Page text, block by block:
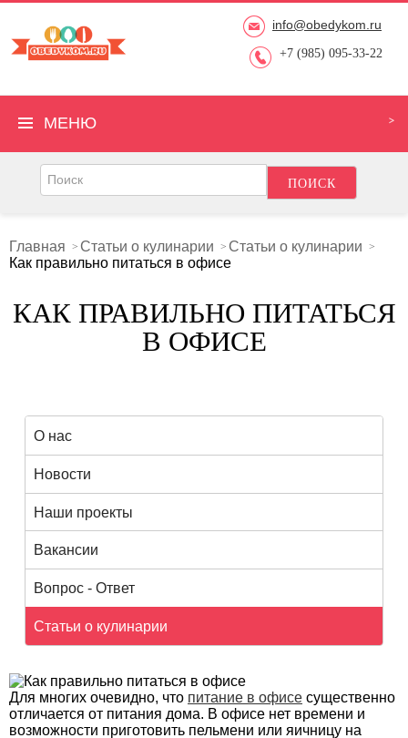
info@obedykom.ru
+7 (985) 095-33-22
МЕНЮ
Главная Статьи о кулинарии
Статьи о кулинарии
Как правильно питаться в офисе
КАК ПРАВИЛЬНО ПИТАТЬСЯ
В ОФИСЕ
О нас
Новости
Наши проекты
Вакансии
Вопрос - Ответ
Статьи о кулинарии
Для многих очевидно, что питание в офисе существенно
отличается от питания дома. В офисе нет времени и
возможности приготовить пельмени или яичницу на